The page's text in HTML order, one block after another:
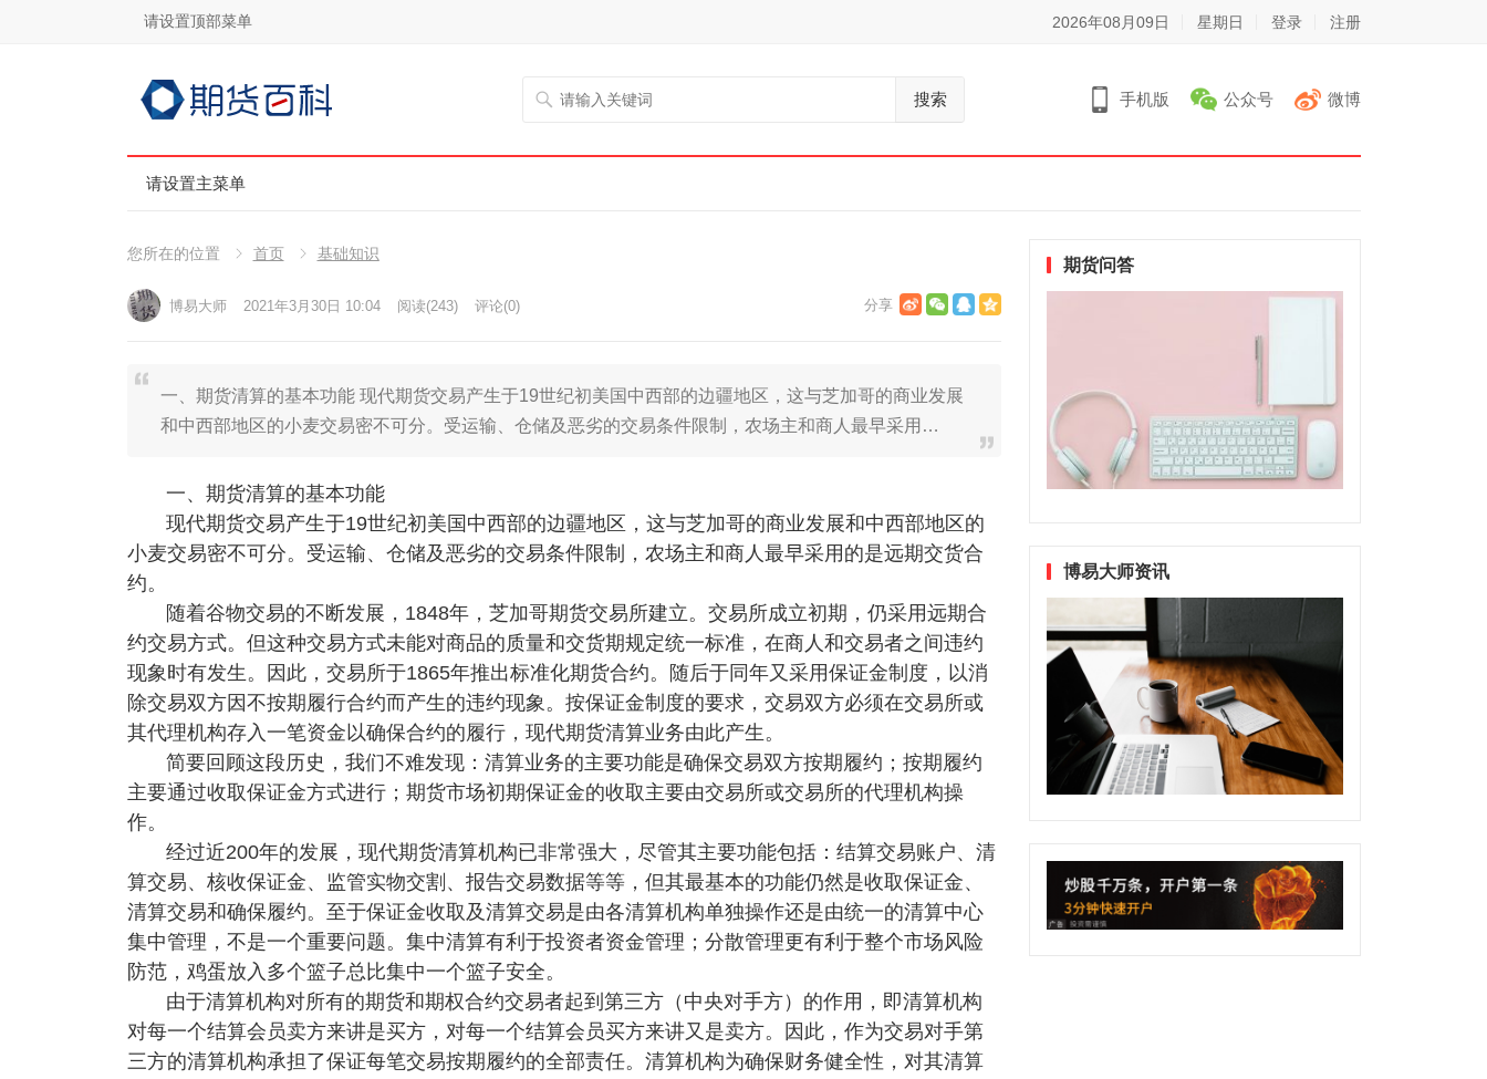
请设置顶部菜单 2026年08月09日 星期日 登录 注册
搜索 手机版 公众号 微博
请设置主菜单
您所在的位置 首页 基础知识
博易大师 2021年3月30日 10:04 阅读(243) 评论(0)
一、期货清算的基本功能 现代期货交易产生于19世纪初美国中西部的边疆地区，这与芝加哥的商业发展
和中西部地区的小麦交易密不可分。受运输、仓储及恶劣的交易条件限制，农场主和商人最早采用…
一、期货清算的基本功能
现代期货交易产生于19世纪初美国中西部的边疆地区，这与芝加哥的商业发展和中西部地区的
小麦交易密不可分。受运输、仓储及恶劣的交易条件限制，农场主和商人最早采用的是远期交货合
约。
随着谷物交易的不断发展，1848年，芝加哥期货交易所建立。交易所成立初期，仍采用远期合
约交易方式。但这种交易方式未能对商品的质量和交货期规定统一标准，在商人和交易者之间违约
现象时有发生。因此，交易所于1865年推出标准化期货合约。随后于同年又采用保证金制度，以消
除交易双方因不按期履行合约而产生的违约现象。按保证金制度的要求，交易双方必须在交易所或
其代理机构存入一笔资金以确保合约的履行，现代期货清算业务由此产生。
简要回顾这段历史，我们不难发现：清算业务的主要功能是确保交易双方按期履约；按期履约
主要通过收取保证金方式进行；期货市场初期保证金的收取主要由交易所或交易所的代理机构操
作。
经过近200年的发展，现代期货清算机构已非常强大，尽管其主要功能包括：结算交易账户、清
算交易、核收保证金、监管实物交割、报告交易数据等等，但其最基本的功能仍然是收取保证金、
清算交易和确保履约。至于保证金收取及清算交易是由各清算机构单独操作还是由统一的清算中心
集中管理，不是一个重要问题。集中清算有利于投资者资金管理；分散管理更有利于整个市场风险
防范，鸡蛋放入多个篮子总比集中一个篮子安全。
由于清算机构对所有的期货和期权合约交易者起到第三方（中央对手方）的作用，即清算机构
对每一个结算会员卖方来讲是买方，对每一个结算会员买方来讲又是卖方。因此，作为交易对手第
三方的清算机构承担了保证每笔交易按期履约的全部责任。清算机构为确保财务健全性，对其清算
期货问答
博易大师资讯